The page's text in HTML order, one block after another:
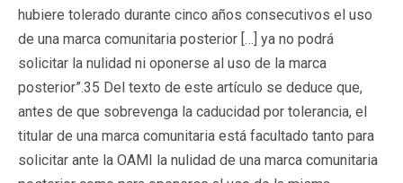
hubiere tolerado durante cinco años consecutivos el uso
de una marca comunitaria posterior […] ya no podrá
solicitar la nulidad ni oponerse al uso de la marca
posterior”.35 Del texto de este artículo se deduce que,
antes de que sobrevenga la caducidad por tolerancia, el
titular de una marca comunitaria está facultado tanto para
solicitar ante la OAMI la nulidad de una marca comunitaria